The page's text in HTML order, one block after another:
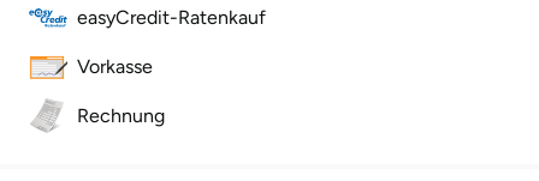
easyCredit-Ratenkauf
Vorkasse
Rechnung